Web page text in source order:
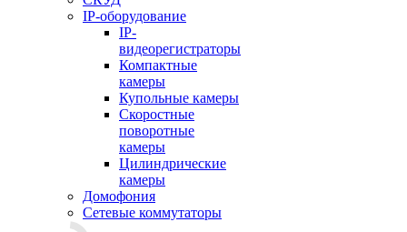
IP-оборудование
IP-
видеорегистраторы
Компактные
камеры
Купольные камеры
Скоростные
поворотные
камеры
Цилиндрические
камеры
Домофония
Сетевые коммутаторы